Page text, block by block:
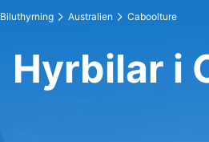
Biluthyrning Australien Caboolture
Hyrbilar i